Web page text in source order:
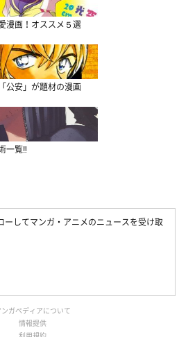
漫画！オススメ５選
公安」が題材の漫画
一覧‼
ーしてマンガ・アニメのニュースを受け取
ンガペディアについて
情報提供